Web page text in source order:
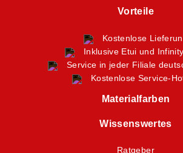
Vorteile
Kostenlose
Inklusive Etui und
Service in jeder Filiale
Kostenlose Service-
Materialfarben
Wissenswertes
Ratgeber